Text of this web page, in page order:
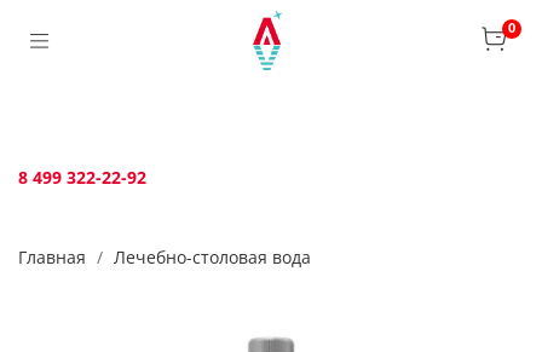
0
Главная Лечебно-столовая вода
8 499 322-22-92